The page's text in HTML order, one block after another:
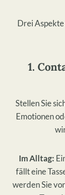
Drei Aspekte
1.
Stellen Sie
Emotionen
Im Alltag:
fällt eine
werden Sie